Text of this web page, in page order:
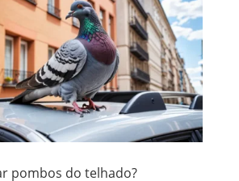
pombos do telhado?